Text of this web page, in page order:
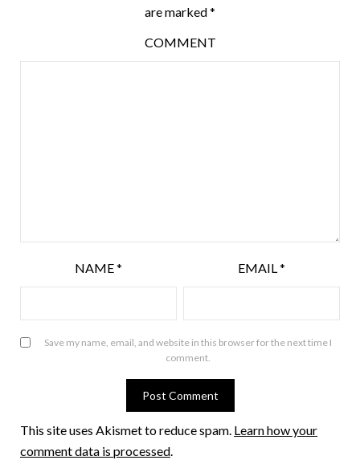
are marked*
COMMENT
NAME* EMAIL*
Save my name, email, and website in this browser for the next time I
comment.
This site uses Akismet to reduce spam. Learn how your
comment data is processed.